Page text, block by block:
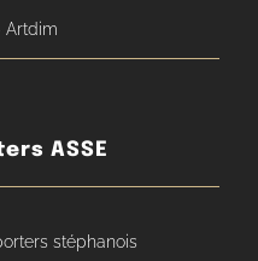
Artdim
ASSE
stéphanois